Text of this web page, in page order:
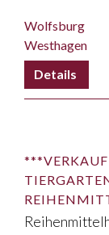
Wolfsburg
Westhagen